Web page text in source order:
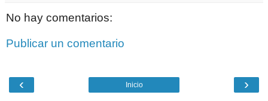
No hay comentarios:
Publicar un comentario
‹ ›
Inicio